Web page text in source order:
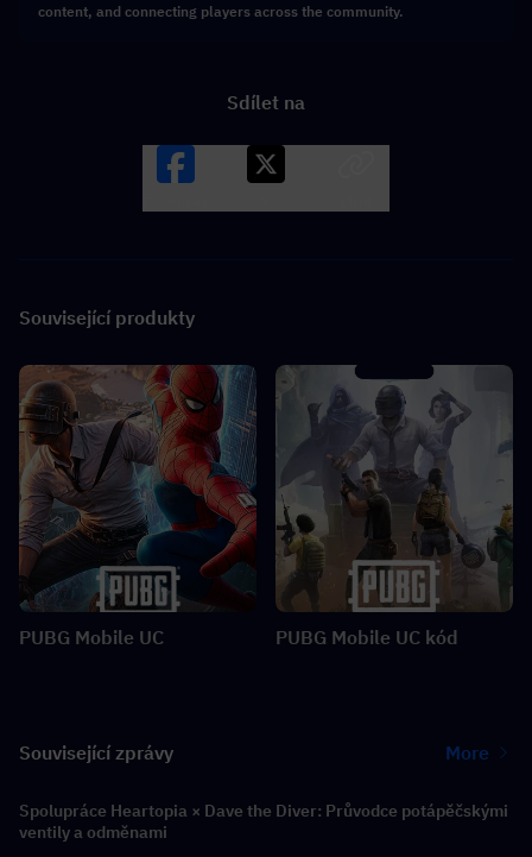
content, and connecting players across the community.
Sdílet na
Související produkty
PUBG Mobile UC PUBG Mobile UC kód
Související zprávy More
Spolupráce Heartopia × Dave the Diver: Průvodce potápěčskými
ventily a odměnami